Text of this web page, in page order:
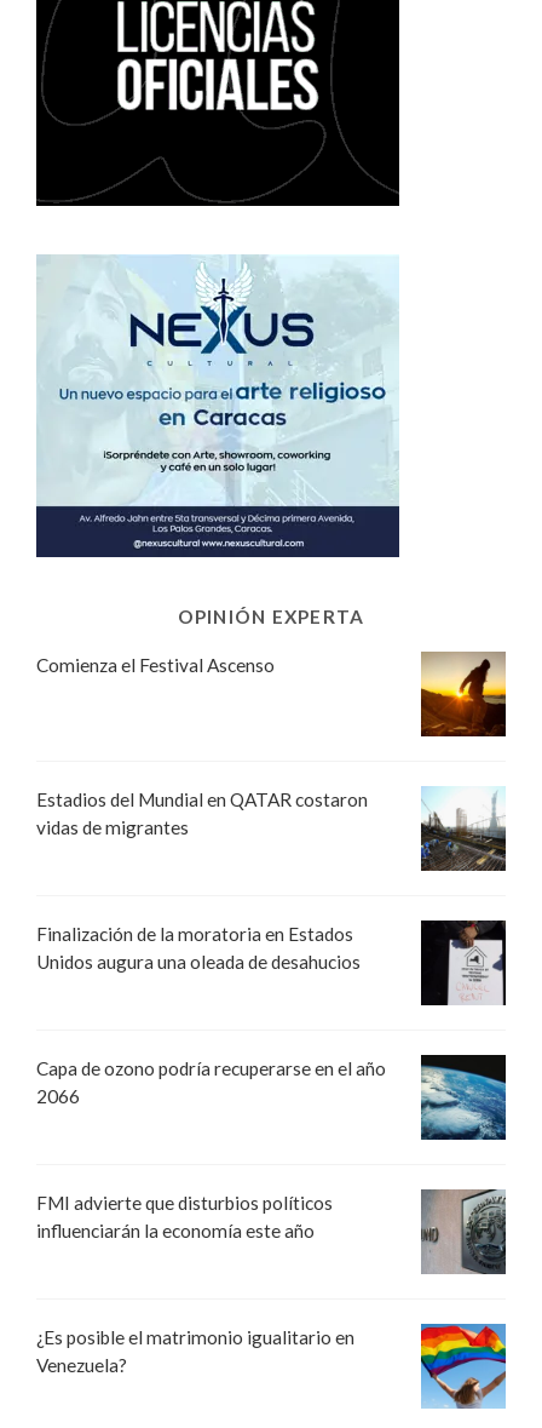
OPINIÓN EXPERTA
Comienza el Festival Ascenso
Estadios del Mundial en QATAR costaron
vidas de migrantes
Finalización de la moratoria en Estados
Unidos augura una oleada de desahucios
Capa de ozono podría recuperarse en el año
2066
FMI advierte que disturbios políticos
influenciarán la economía este año
¿Es posible el matrimonio igualitario en
Venezuela?